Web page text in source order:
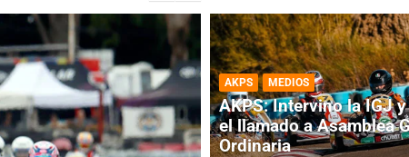
AKPS MEDIOS
AKPS: Intervino la IGJ
el llamado a Asamblea
Ordinaria